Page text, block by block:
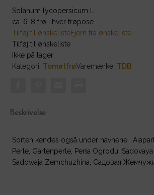
Solanum lycopersicum L.
ca. 6-8 frø i hver frøpose
Tilføj til ønskelisteFjern fra ønskeliste
Tilføj til ønskeliste
Ikke på lager
Kategori: TomatfrøVaremærke: TDB
Beskrivelse
Sorten kendes også under navnene :
Perle, Gartenperle, Perła Ogrodu,
Sadowaja Zemchuzhina, Садовая